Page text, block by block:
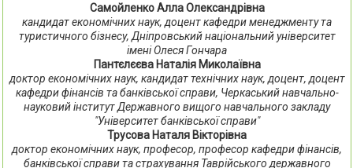
Самойленко Алла Олександрівна
кандидат економічних наук, доцент кафедри менеджменту та
туристичного бізнесу, Дніпровський національний університет
імені Олеся Гончара
Пантєлєєва Наталія Миколаївна
доктор економічних наук, кандидат технічних наук, доцент, доцент
кафедри фінансів та банківської справи, Черкаський навчально-
науковий інститут Державного вищого навчального закладу
"Університет банківської справи"
Трусова Наталя Вікторівна
доктор економічних наук, професор, професор кафедри фінансів,
банківської справи та страхування Таврійського державного